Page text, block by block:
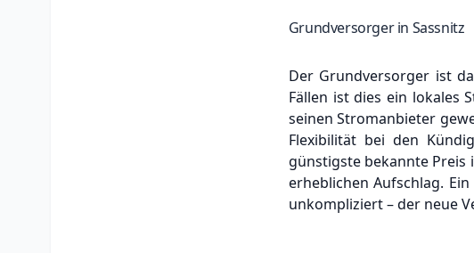
Grundversorger in Sassnitz
Der Grundversorger ist
Fällen ist dies ein lokales
seinen Stromanbieter
Flexibilität bei den
günstigste bekannte Preis
erheblichen Aufschlag.
unkompliziert – der neue